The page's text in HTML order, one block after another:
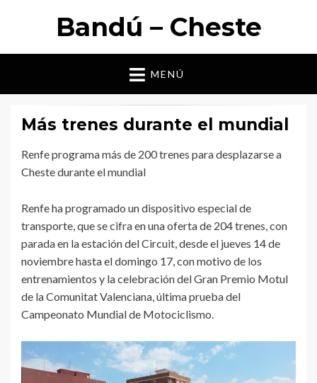
Bandú – Cheste
MENÚ
Más trenes durante el mundial
Renfe programa más de 200 trenes para desplazarse a
Cheste durante el mundial
Renfe ha programado un dispositivo especial de
transporte, que se cifra en una oferta de 204 trenes, con
parada en la estación del Circuit, desde el jueves 14 de
noviembre hasta el domingo 17, con motivo de los
entrenamientos y la celebración del Gran Premio Motul
de la Comunitat Valenciana, última prueba del
Campeonato Mundial de Motociclismo.